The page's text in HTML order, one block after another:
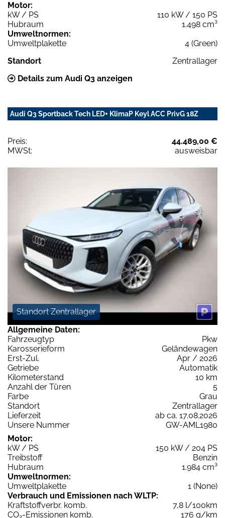
Motor:
kW / PS
110 kW / 150 PS
Hubraum
1.498 cm³
Umweltnormen:
Umweltplakette
4 (Green)
Standort
Zentrallager
Details zum Audi Q3 anzeigen
Audi Q3 Sportback Tech LED+ KlimaP Keyl ACC PrivG 18Z
Preis:
44.489,00 €
MWSt:
ausweisbar
Standort Zentrallager
Allgemeine Daten:
Fahrzeugtyp
Pkw
Karosserieform
Geländewagen
Erst-Zul.
Apr / 2026
Getriebe
Automatik
Kilometerstand
10 km
Anzahl der Türen
5
Farbe
Grau
Standort
Zentrallager
Lieferzeit
ab ca. 17.08.2026
Unsere Nummer
GW-AML1980
Motor:
kW / PS
150 kW / 204 PS
Treibstoff
Benzin
Hubraum
1.984 cm³
Umweltnormen:
Umweltplakette
1 (None)
Verbrauch und Emissionen nach WLTP:
Kraftstoffverbr. komb.
7,8 l/100km
CO -Emissionen komb. 176 g/km